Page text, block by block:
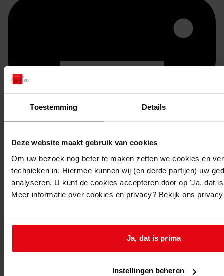
Toestemming Details
Deze website maakt gebruik van cookies
Om uw bezoek nog beter te maken zetten we cookies en
technieken in. Hiermee kunnen wij (en derde partijen) uw
analyseren. U kunt de cookies accepteren door op 'Ja, dat
Meer informatie over cookies en privacy? Bekijk ons
Ja, dat is prima
Instellingen beheren
duurzaam webadres
Nummers 2001 tot en met 2100